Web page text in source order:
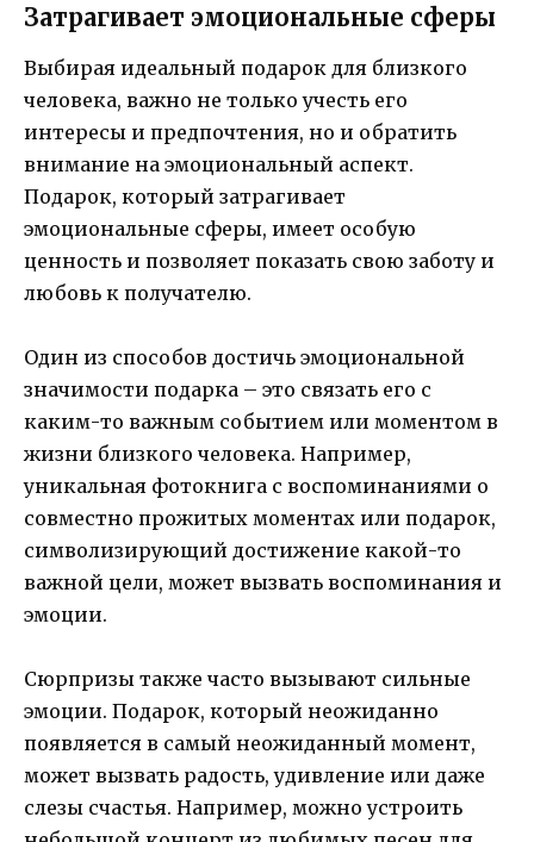
Затрагивает эмоциональные сферы
Выбирая идеальный подарок для близкого
человека, важно не только учесть его
интересы и предпочтения, но и обратить
внимание на эмоциональный аспект.
Подарок, который затрагивает
эмоциональные сферы, имеет особую
ценность и позволяет показать свою заботу и
любовь к получателю.
Один из способов достичь эмоциональной
значимости подарка – это связать его с
каким-то важным событием или моментом в
жизни близкого человека. Например,
уникальная фотокнига с воспоминаниями о
совместно прожитых моментах или подарок,
символизирующий достижение какой-то
важной цели, может вызвать воспоминания и
эмоции.
Сюрпризы также часто вызывают сильные
эмоции. Подарок, который неожиданно
появляется в самый неожиданный момент,
может вызвать радость, удивление или даже
слезы счастья. Например, можно устроить